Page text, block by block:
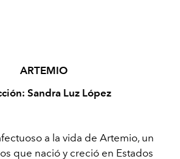
ARTEMIO
Sandra Luz López
a la vida de Artemio, un
que nació y creció en Estados